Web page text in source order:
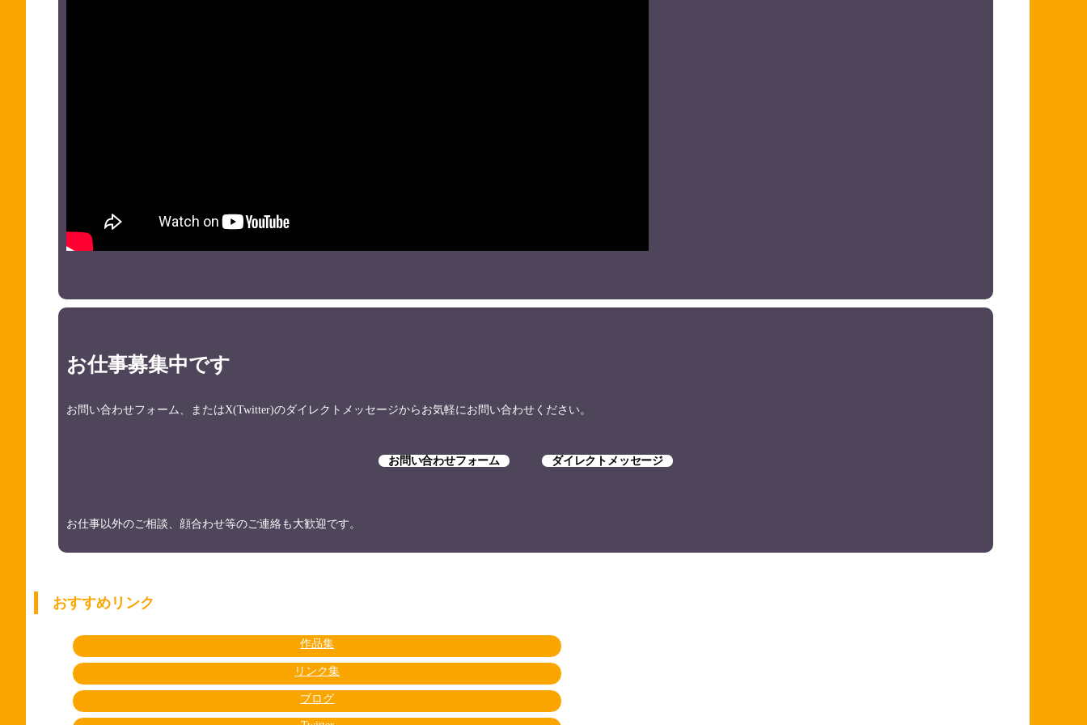
お仕事募集中です
お問い合わせフォーム、またはX(Twitter)のダイレクトメッセージからお気軽にお問い合わせください。
お問い合わせフォーム ダイレクトメッセージ
お仕事以外のご相談、顔合わせ等のご連絡も大歓迎です。
おすすめリンク
作品集
リンク集
ブログ